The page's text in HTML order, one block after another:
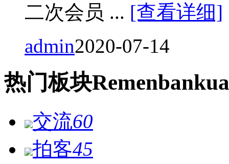
二次会员 ... [查看详细]
admin2020-07-14
热门板块Remen
交流60
拍客45